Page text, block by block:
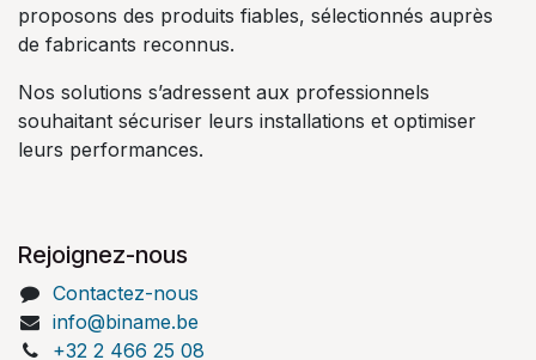
proposons des produits fiables, sélectionnés auprès
de fabricants reconnus.
Nos solutions s’adressent aux professionnels
souhaitant sécuriser leurs installations et optimiser
leurs performances.
Rejoignez-nous
Contactez-nous
info@biname.be
+32 2 466 25 08